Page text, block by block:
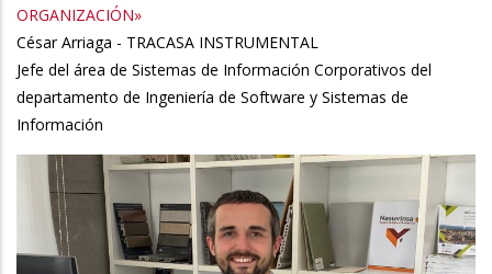
ORGANIZACIÓN»
César Arriaga - TRACASA INSTRUMENTAL
Jefe del área de Sistemas de Información Corporativos del
departamento de Ingeniería de Software y Sistemas de
Información